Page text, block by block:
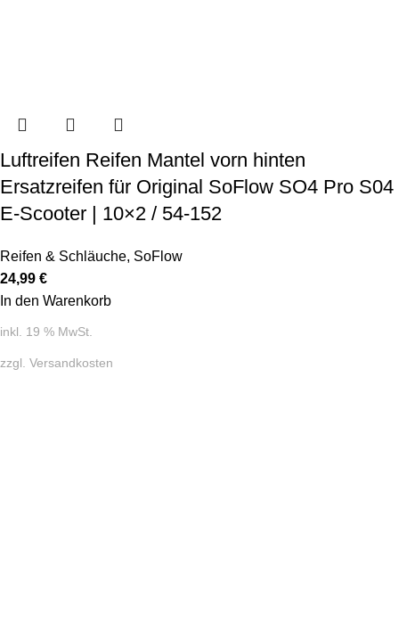
Luftreifen Reifen Mantel vorn hinten
Ersatzreifen für Original SoFlow SO4 Pro S04
E-Scooter | 10×2 / 54-152
Reifen & Schläuche, SoFlow
24,99 €
In den Warenkorb
inkl. 19 % MwSt.
zzgl. Versandkosten